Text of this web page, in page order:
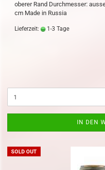
oberer Rand Durchmesser:
cm Made in Russia
Lieferzeit: 1-3 Tage
IN DEN
SOLD OUT